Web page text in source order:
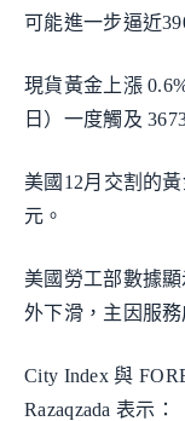
可能進一步逼近
現貨黃金上漲
日）一度觸及
美國12月交割的
元。
美國勞工部數據
外下滑，主因服務
City Index 與
Razaqzada 表示